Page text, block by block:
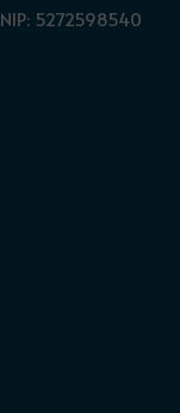
NIP: 5272598540